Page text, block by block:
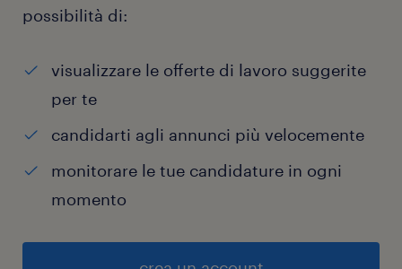
possibilità di:
visualizzare le offerte di lavoro suggerite
per te
candidarti agli annunci più velocemente
monitorare le tue candidature in ogni
momento